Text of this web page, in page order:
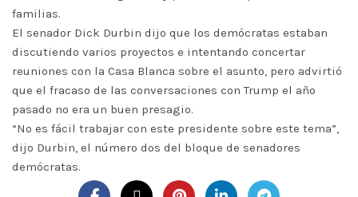
familias.
El senador Dick Durbin dijo que los demócratas estaban
discutiendo varios proyectos e intentando concertar
reuniones con la Casa Blanca sobre el asunto, pero advirtió
que el fracaso de las conversaciones con Trump el año
pasado no era un buen presagio.
“No es fácil trabajar con este presidente sobre este tema”,
dijo Durbin, el número dos del bloque de senadores
demócratas.